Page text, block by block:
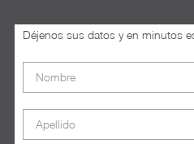
Déjenos sus datos y en minutos